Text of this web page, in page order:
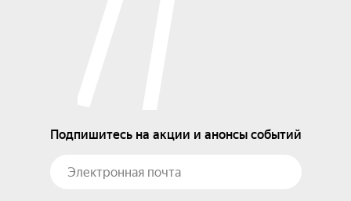
Подпишитесь на акции и анонсы событий